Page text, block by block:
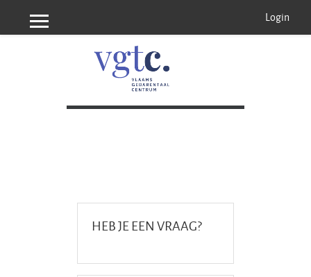
Zijpaneel Login
HEB JE EEN VRAAG?